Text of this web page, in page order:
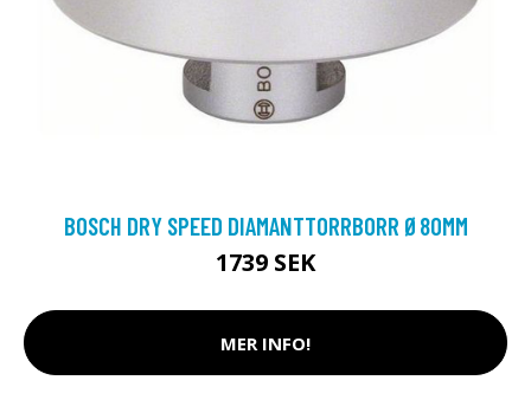
BOSCH DRY SPEED DIAMANTTORRBORR Ø80MM
1739 SEK
MER INFO!